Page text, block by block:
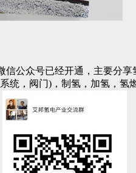
信公众号已经开通，主要分
统，阀门)，制氢，加氢，